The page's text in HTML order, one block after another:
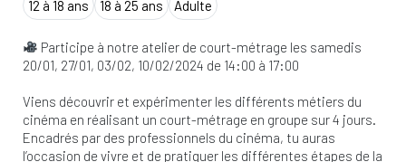
12 à 18 ans 18 à 25 ans Adulte
Participe à notre atelier de court-métrage les samedis
20/01, 27/01, 03/02, 10/02/2024 de 14:00 à 17:00
Viens découvrir et expérimenter les différents métiers du
cinéma en réalisant un court-métrage en groupe sur 4 jours.
Encadrés par des professionnels du cinéma, tu auras
l’occasion de vivre et de pratiquer les différentes étapes de la